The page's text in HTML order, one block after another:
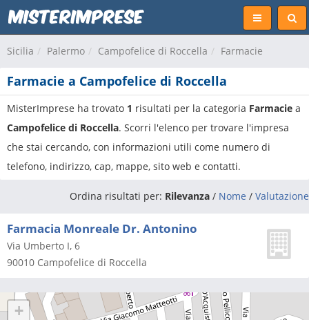
Sicilia Palermo Campofelice di Roccella Farmacie
Farmacie a Campofelice di Roccella
MisterImprese ha trovato 1 risultati per la categoria Farmacie a
Campofelice di Roccella. Scorri l'elenco per trovare l'impresa
che stai cercando, con informazioni utili come numero di
telefono, indirizzo, cap, mappe, sito web e contatti.
Ordina risultati per: Rilevanza / Nome / Valutazione
Farmacia Monreale Dr. Antonino
Via Umberto I, 6
90010 Campofelice di Roccella
+